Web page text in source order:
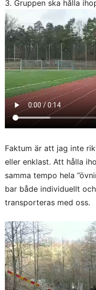
Gruppen ska hålla
Faktum är att jag inte
eller enklast. Att hålla
samma tempo hela
bar både individuellt
transporteras med oss.